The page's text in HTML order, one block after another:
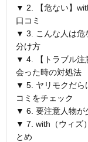
▼ 2. 【危ない】
口コミ
▼ 3. こんな人は危
分け方
▼ 4. 【トラブル注
会った時の対処法
▼ 5. ヤリモクだら
コミをチェック
▼ 6. 要注意人物が
▼ 7. with（ウィズ
とめ